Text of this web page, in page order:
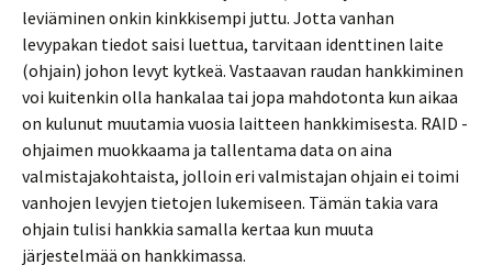
leviäminen onkin kinkkisempi juttu. Jotta vanhan
levypakan tiedot saisi luettua, tarvitaan identtinen laite
(ohjain) johon levyt kytkeä. Vastaavan raudan hankkiminen
voi kuitenkin olla hankalaa tai jopa mahdotonta kun aikaa
on kulunut muutamia vuosia laitteen hankkimisesta. RAID -
ohjaimen muokkaama ja tallentama data on aina
valmistajakohtaista, jolloin eri valmistajan ohjain ei toimi
vanhojen levyjen tietojen lukemiseen. Tämän takia vara
ohjain tulisi hankkia samalla kertaa kun muuta
järjestelmää on hankkimassa.